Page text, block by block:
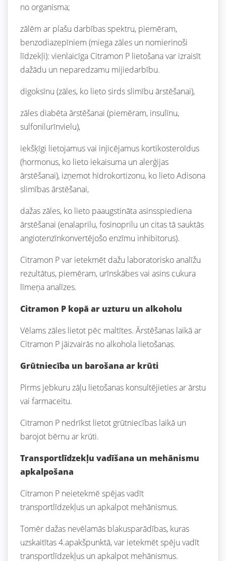
no organisma;
zālēm ar plašu darbības spektru, piemēram,
benzodiazepīniem (miega zāles un nomierinoši
līdzekļi): vienlaicīga Citramon P lietošana var izraisīt
dažādu un neparedzamu mijiedarbību.
digoksīnu (zāles, ko lieto sirds slimību ārstēšanai),
zāles diabēta ārstēšanai (piemēram, insulīnu,
sulfonilurīnvielu),
iekšķīgi lietojamus vai injicējamus kortikosteroīdus
(hormonus, ko lieto iekaisuma un alerģijas
ārstēšanai), izņemot hidrokortizonu, ko lieto Adisona
slimības ārstēšanai,
dažas zāles, ko lieto paaugstināta asinsspiediena
ārstēšanai (enalaprilu, fosinoprilu un citas tā sauktās
angiotenzīnkonvertējošo enzīmu inhibitorus).
Citramon P var ietekmēt dažu laboratorisko analīžu
rezultātus, piemēram, urīnskābes vai asins cukura
līmeņa analīzes.
Citramon P kopā ar uzturu un alkoholu
Vēlams zāles lietot pēc maltītes. Ārstēšanas laikā ar
Citramon P jāizvairās no alkohola lietošanas.
Grūtniecība un barošana ar krūti
Pirms jebkuru zāļu lietošanas konsultējieties ar ārstu
vai farmaceitu.
Citramon P nedrīkst lietot grūtniecības laikā un
barojot bērnu ar krūti.
Transportlīdzekļu vadīšana un mehānismu
apkalpošana
Citramon P neietekmē spējas vadīt
transportlīdzekļus un apkalpot mehānismus.
Tomēr dažas nevēlamās blakusparādības, kuras
uzskaitītas 4.apakšpunktā, var ietekmēt spēju vadīt
transportlīdzekļus un apkalpot mehānismus.